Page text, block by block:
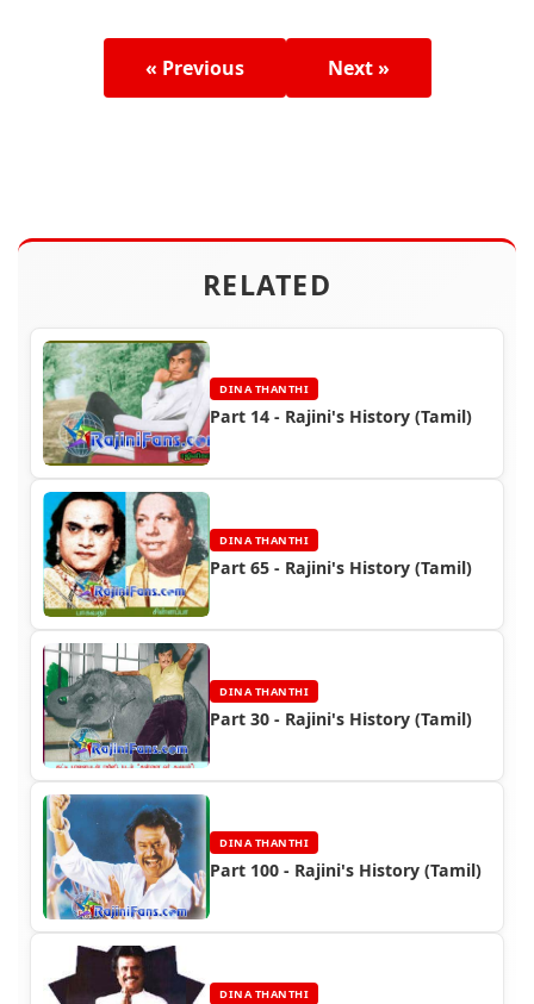
« Previous Next »
RELATED
DINA THANTHI
Part 14 - Rajini's History (Tamil)
DINA THANTHI
Part 65 - Rajini's History (Tamil)
DINA THANTHI
Part 30 - Rajini's History (Tamil)
DINA THANTHI
Part 100 - Rajini's History (Tamil)
DINA THANTHI